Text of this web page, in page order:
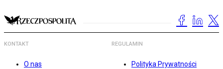
KONTAKT
O nas
REGULAMIN
Polityka Prywatności